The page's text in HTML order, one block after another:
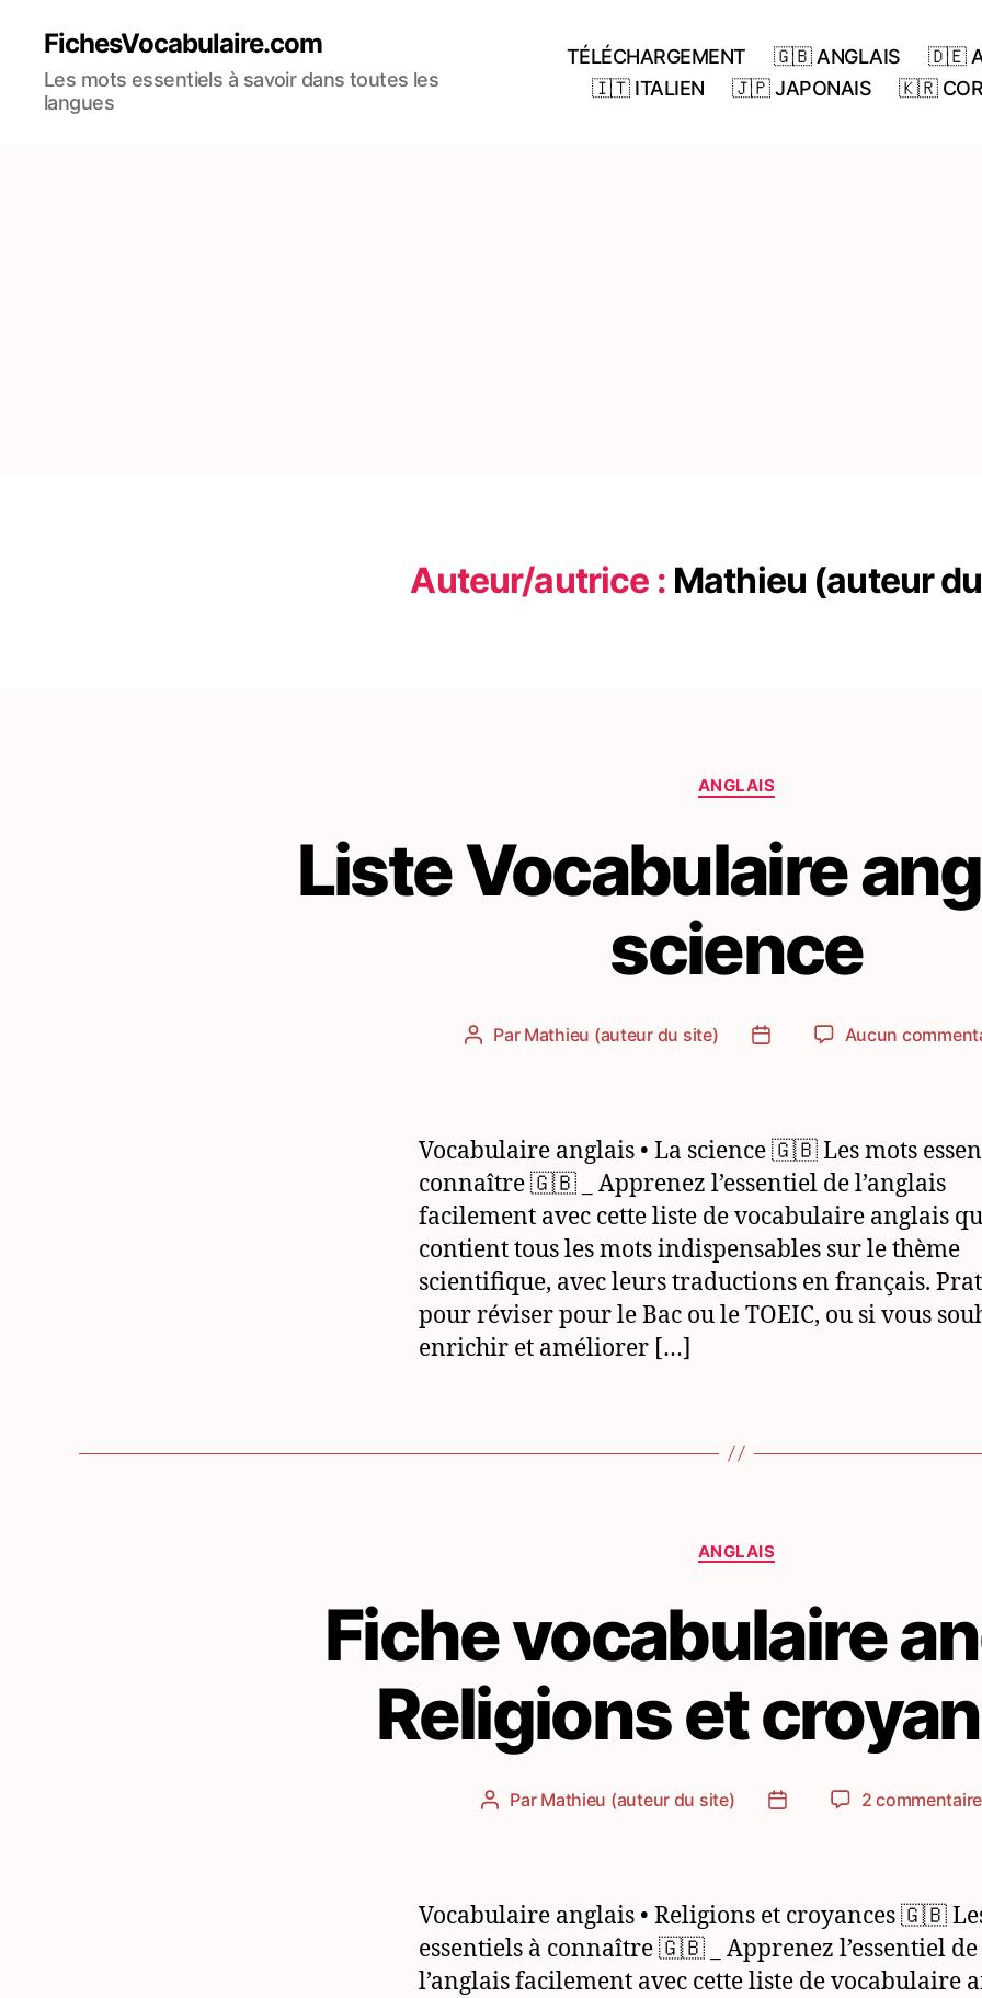
FichesVocabulaire.com
Les mots essentiels à savoir dans toutes les
langues
TÉLÉCHARGEMENT 🇬🇧 ANGLAIS 🇩🇪
🇮🇹 ITALIEN
🇯🇵 JAPONAIS 🇰🇷
Auteur/autrice : Mathieu (auteur
Catégories
ANGLAIS
Liste Vocabulaire
science
Auteur
Par Mathieu (auteur du site)
Date
Aucun
Vocabulaire anglais • La science 🇬🇧 Les mots
connaître 🇬🇧 _ Apprenez l’essentiel de l’anglais
facilement avec cette liste de vocabulaire anglais
contient tous les mots indispensables sur le thème
scientifique, avec leurs traductions en français.
pour réviser pour le Bac ou le TOEIC, ou si vous
enrichir et améliorer […]
Catégories
ANGLAIS
Fiche vocabulaire
Religions et
Auteur
Par Mathieu (auteur du site)
Date
2
Vocabulaire anglais • Religions et croyances 🇬🇧
essentiels à connaître 🇬🇧 _ Apprenez l’essentiel de
l’anglais facilement avec cette liste de vocabulaire